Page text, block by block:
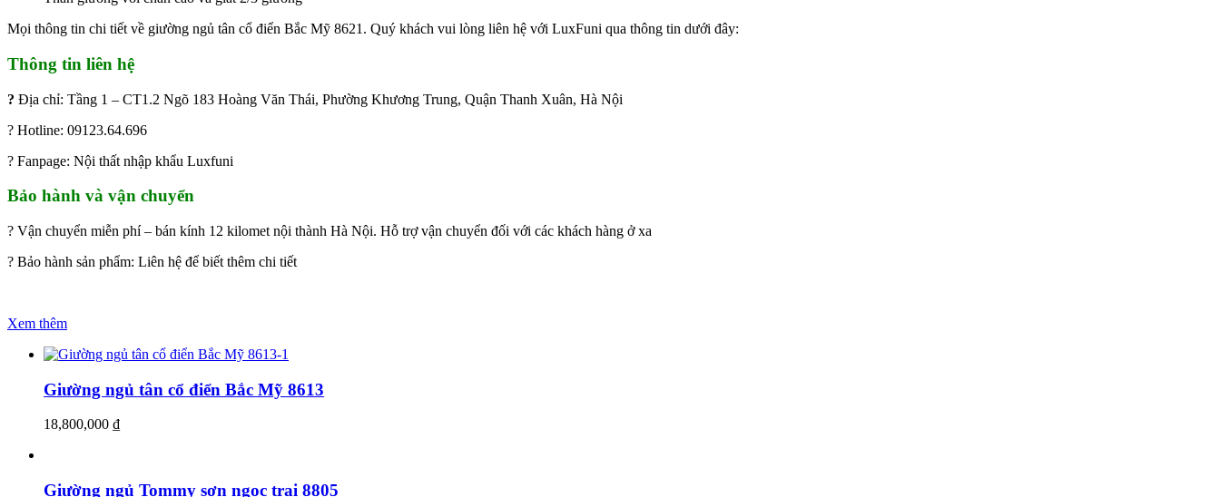
Mọi thông tin chi tiết về giường ngủ tân cổ điển Bắc Mỹ 8621. Quý khách vui lòng liên hệ với LuxFuni qua thông tin dưới đây:
Thông tin liên hệ
? Địa chỉ: Tầng 1 – CT1.2 Ngõ 183 Hoàng Văn Thái, Phường Khương Trung, Quận Thanh Xuân, Hà Nội
? Hotline: 09123.64.696
? Fanpage: Nội thất nhập khẩu Luxfuni
Bảo hành và vận chuyển
? Vận chuyển miễn phí – bán kính 12 kilomet nội thành Hà Nội. Hỗ trợ vận chuyển đối với các khách hàng ở xa
? Bảo hành sản phẩm: Liên hệ để biết thêm chi tiết
Xem thêm
Giường ngủ tân cổ điển Bắc Mỹ 8613
18,800,000 ₫
Giường ngủ Tommy sơn ngọc trai 8805